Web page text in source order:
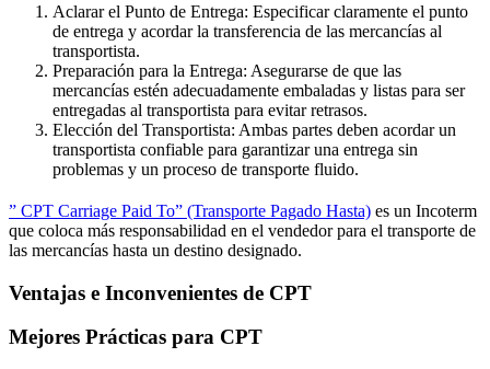
Aclarar el Punto de Entrega: Especificar claramente el punto
de entrega y acordar la transferencia de las mercancías al
transportista.
Preparación para la Entrega: Asegurarse de que las
mercancías estén adecuadamente embaladas y listas para ser
entregadas al transportista para evitar retrasos.
Elección del Transportista: Ambas partes deben acordar un
transportista confiable para garantizar una entrega sin
problemas y un proceso de transporte fluido.
” CPT Carriage Paid To” (Transporte Pagado Hasta) es un Incoterm
que coloca más responsabilidad en el vendedor para el transporte de
las mercancías hasta un destino designado.
Ventajas e Inconvenientes de CPT
Mejores Prácticas para CPT